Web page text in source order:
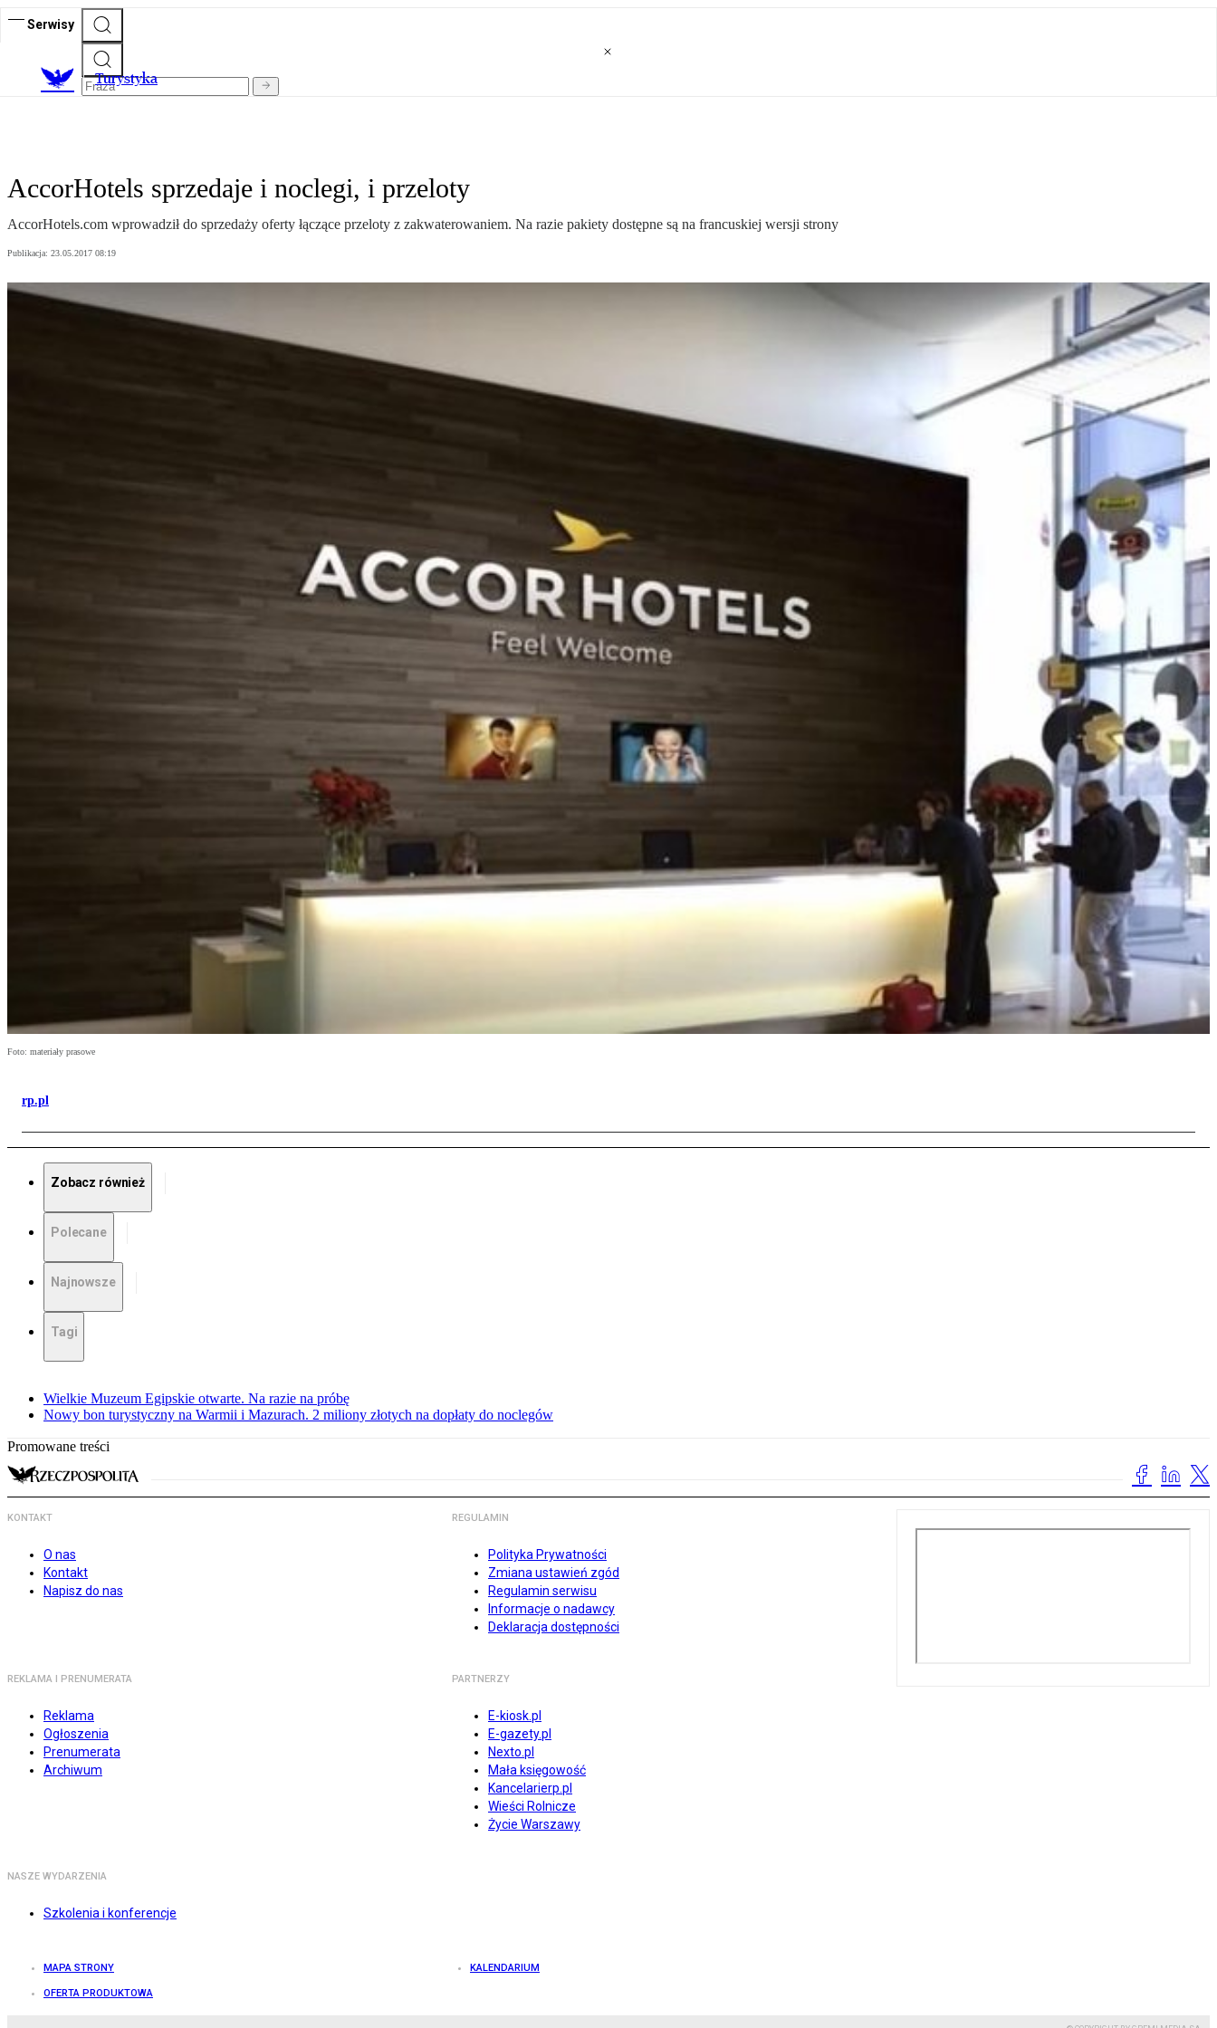
Serwisy
Turystyka
AccorHotels sprzedaje i noclegi, i przeloty
AccorHotels.com wprowadził do sprzedaży oferty łączące przeloty z zakwaterowaniem. Na razie pakiety dostępne są na francuskiej wersji strony
Publikacja: 23.05.2017 08:19
Foto: materiały prasowe
rp.pl
Zobacz również
Polecane
Najnowsze
Tagi
Wielkie Muzeum Egipskie otwarte. Na razie na próbę
Nowy bon turystyczny na Warmii i Mazurach. 2 miliony złotych na dopłaty do noclegów
Promowane treści
KONTAKT
O nas
Kontakt
Napisz do nas
REGULAMIN
Polityka Prywatności
Zmiana ustawień zgód
Regulamin serwisu
Informacje o nadawcy
Deklaracja dostępności
REKLAMA I PRENUMERATA
Reklama
Ogłoszenia
Prenumerata
Archiwum
PARTNERZY
E-kiosk.pl
E-gazety.pl
Nexto.pl
Mała księgowość
Kancelarierp.pl
Wieści Rolnicze
Życie Warszawy
NASZE WYDARZENIA
Szkolenia i konferencje
MAPA STRONY KALENDARIUM
OFERTA PRODUKTOWA